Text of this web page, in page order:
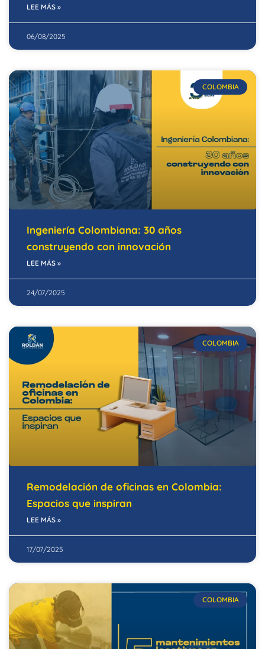
LEE MÁS »
06/08/2025
COLOMBIA
Ingeniería Colombiana: 30 años
construyendo con innovación
LEE MÁS »
24/07/2025
COLOMBIA
Remodelación de oficinas en Colombia:
Espacios que inspiran
LEE MÁS »
17/07/2025
COLOMBIA